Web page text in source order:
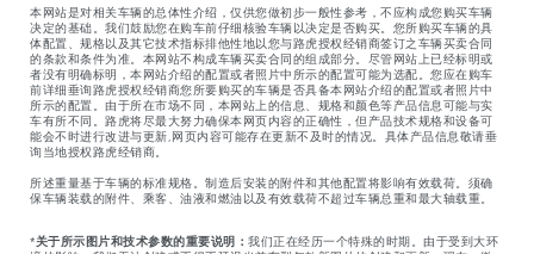
本网站是对相关车辆的总体性介绍，仅供您做初步一般性参考，不应构成您购买车辆
决定的基础。我们鼓励您在购车前仔细核验车辆以决定是否购买。您所购买车辆的具
体配置、规格以及其它技术指标排他性地以您与路虎授权经销商签订之车辆买卖合同
的条款和条件为准。本网站不构成车辆买卖合同的组成部分。尽管网站上已经标明或
者没有明确标明，本网站介绍的配置或者照片中所示的配置可能为选配。您应在购车
前详细垂询路虎授权经销商您所要购买的车辆是否具备本网站介绍的配置或者照片中
所示的配置。由于所在市场不同，本网站上的信息、规格和颜色等产品信息可能与实
车有所不同。路虎将尽最大努力确保本网页内容的正确性，但产品技术规格和设备可
能会不时进行改进与更新,网页内容可能存在更新不及时的情况。具体产品信息敬请垂
询当地授权路虎经销商。
所述重量基于车辆的标准规格。制造后安装的附件和其他配置将影响有效载荷。须确
保车辆装载的附件、乘客、油液和燃油以及有效载荷不超过车辆总重和最大轴载重。
*关于所示图片和技术参数的重要说明： 我们正在经历一个特殊的时期。由于受到大环